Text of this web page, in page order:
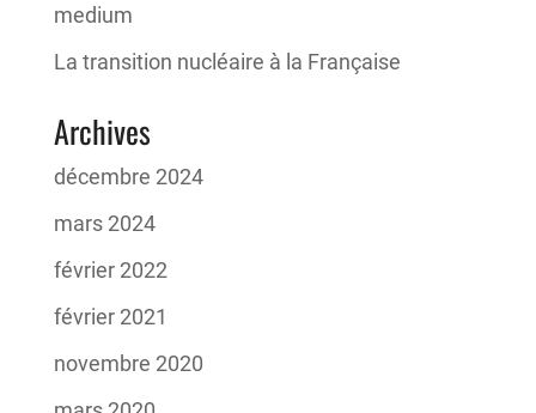
medium
La transition nucléaire à la Française
Archives
décembre 2024
mars 2024
février 2022
février 2021
novembre 2020